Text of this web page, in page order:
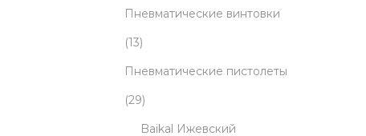
s
u
t
r
d
0
r
d
Пневматические винтовки
131
3
p
r
Пневматические пистолеты
292
9
Baikal Ижевский